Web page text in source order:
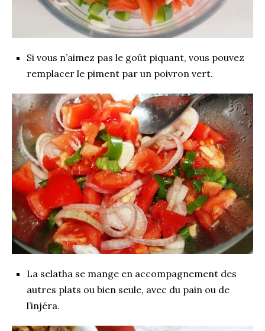
Si vous n’aimez pas le goût piquant, vous pouvez
remplacer le piment par un poivron vert.
La selatha se mange en accompagnement des
autres plats ou bien seule, avec du pain ou de
l’injéra.